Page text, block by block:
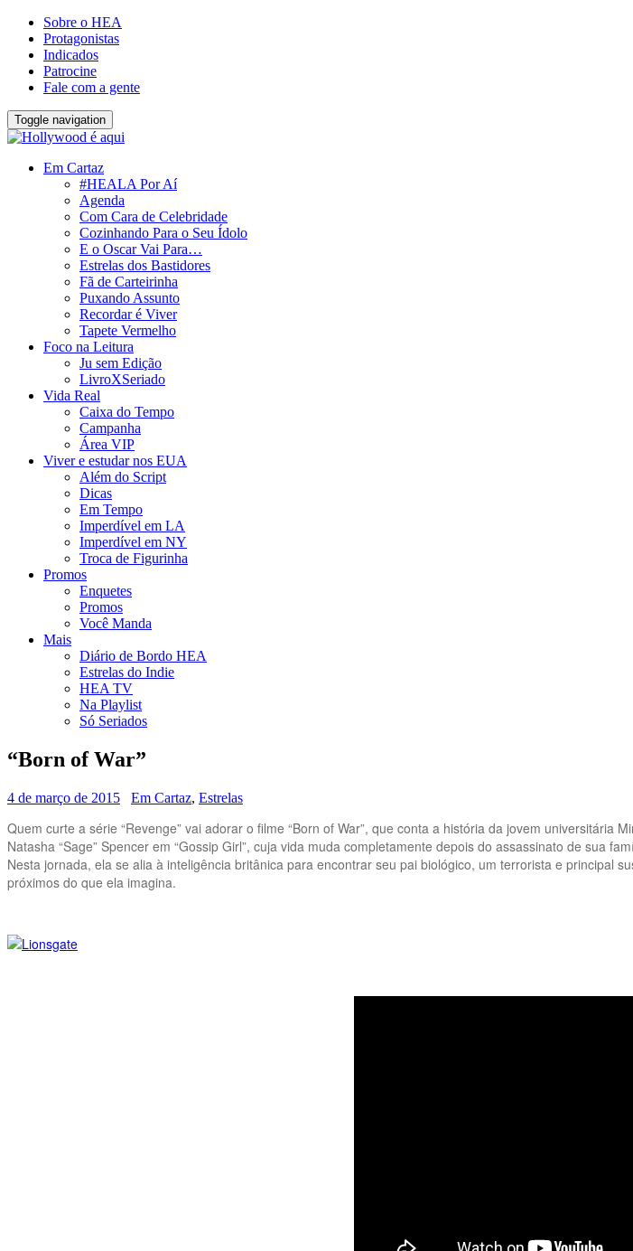
Sobre o HEA
Protagonistas
Indicados
Patrocine
Fale com a gente
Toggle navigation
Em Cartaz
#HEALA Por Aí
Agenda
Com Cara de Celebridade
Cozinhando Para o Seu Ídolo
E o Oscar Vai Para…
Estrelas dos Bastidores
Fã de Carteirinha
Puxando Assunto
Recordar é Viver
Tapete Vermelho
Foco na Leitura
Ju sem Edição
LivroXSeriado
Vida Real
Caixa do Tempo
Campanha
Área VIP
Viver e estudar nos EUA
Além do Script
Dicas
Em Tempo
Imperdível em LA
Imperdível em NY
Troca de Figurinha
Promos
Enquetes
Promos
Você Manda
Mais
Diário de Bordo HEA
Estrelas do Indie
HEA TV
Na Playlist
Só Seriados
“Born of War”
4 de março de 2015 Em Cartaz, Estrelas
Quem curte a série “Revenge” vai adorar o filme “Born of War”, que conta a história da jovem universitária
Natasha “Sage” Spencer em “Gossip Girl”, cuja vida muda completamente depois do assassinato de sua
Nesta jornada, ela se alia à inteligência britânica para encontrar seu pai biológico, um terrorista e principal
próximos do que ela imagina.